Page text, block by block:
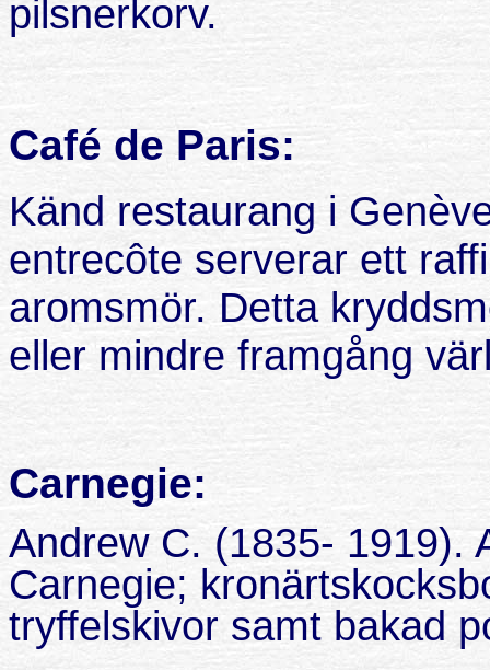
pilsnerkorv.
Café de Paris:
Känd restaurang i
entrecôte serverar ett
aromsmör. Detta
eller mindre framgång
Carnegie:
Andrew C. (1835- 1919).
Carnegie;
tryffelskivor samt bakad